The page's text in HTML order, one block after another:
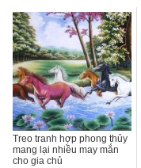
Treo tranh hợp phong thủy
mang lại nhiều may mắn
cho gia chủ